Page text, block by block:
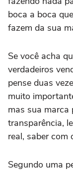
boca a boca
fazem da sua
Se você acha
verdadeiros
pense duas
muito
mas sua marca
transparência,
real, saber com
Segundo uma